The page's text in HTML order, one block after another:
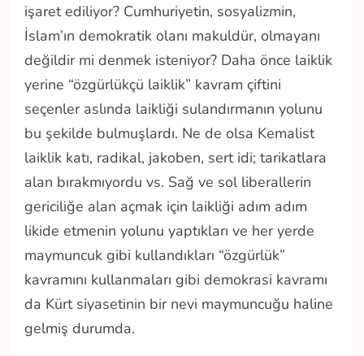
işaret ediliyor? Cumhuriyetin, sosyalizmin,
İslam’ın demokratik olanı makuldür, olmayanı
değildir mi denmek isteniyor? Daha önce laiklik
yerine “özgürlükçü laiklik” kavram çiftini
seçenler aslında laikliği sulandırmanın yolunu
bu şekilde bulmuşlardı. Ne de olsa Kemalist
laiklik katı, radikal, jakoben, sert idi; tarikatlara
alan bırakmıyordu vs. Sağ ve sol liberallerin
gericiliğe alan açmak için laikliği adım adım
likide etmenin yolunu yaptıkları ve her yerde
maymuncuk gibi kullandıkları “özgürlük”
kavramını kullanmaları gibi demokrasi kavramı
da Kürt siyasetinin bir nevi maymuncuğu haline
gelmiş durumda.